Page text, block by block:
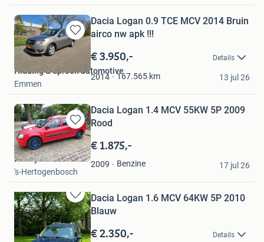
Bewaren
in
Mijn
Favorieten
Dacia Logan 0.9 TCE MCV 2014 Bruin
airco nw apk !!!
€ 3.950,- Details
2014 167.565 km
Hidding & Spreen automotive
Emmen
13 jul 26
Bewaren
in
Mijn
Favorieten
Dacia Logan 1.4 MCV 55KW 5P 2009
Rood
€ 1.875,-
2009 Benzine
Henny
's-Hertogenbosch
17 jul 26
Bewaren
in
Mijn
Favorieten
Dacia Logan 1.6 MCV 64KW 5P 2010
Blauw
€ 2.350,- Details